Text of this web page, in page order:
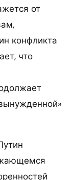
от
конфликта
что